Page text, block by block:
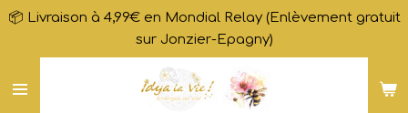
Passer
contenu
principal
📦 Livraison à 4,99€ en Mondial Relay (Enlèvement gratuit
sur Jonzier-Epagny)